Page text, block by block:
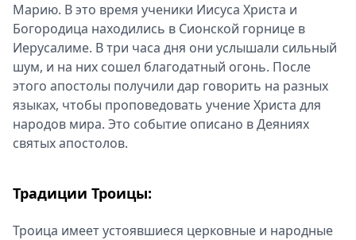
Марию. В это время ученики Иисуса Христа и
Богородица находились в Сионской горнице в
Иерусалиме. В три часа дня они услышали сильный
шум, и на них сошел благодатный огонь. После
этого апостолы получили дар говорить на разных
языках, чтобы проповедовать учение Христа для
народов мира. Это событие описано в Деяниях
святых апостолов.
Традиции Троицы:
Троица имеет устоявшиеся церковные и народные